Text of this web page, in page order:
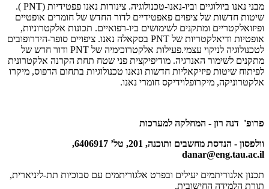
מבני נאנו ביולוגיים וביו-נאנו-טכנולוגיה. צינורות נאנו פפטידיות (PNT
).
שיטות חדשות של ציפוים פאפטידיים לדור החדש של חומרים אופטיים
ופיזואלקטריים ומתקנים לשימושים ביו-רפואיים. תכונות אלקטרוניות,
אופטיות ודיאלקטריות של PNT בסקאלה נאנו. ציפויים סופר-הידרופובים
לטכנולוגיה לניקוי עצמי.פעילות אלקטרוכימיה של PNT ודור חדש של
מתקנים לשימור האנרגיה. מודיפיקצית פני שטח תחת הקרנה אלקטרונית
לפיתוח שיטות פיזיקאליות חדשות ונאנו טכנולוגיות בתחום הדפוס, מיקרו
אלקטרוניקה, מיקרופלוידיקס חומרי נאנו.
פרופ' דנה רון - המחלקה למערכות
וולפסון - הנדסת מחשבים ותוכנה, 201, טל’ 6406917,
danar@eng.tau.ac.il
תכנון אלגוריתמים יעילים ובפרט אלגוריתמים עם סבוכיות תת-ליניארית,
תורת הלמידה החישובית.